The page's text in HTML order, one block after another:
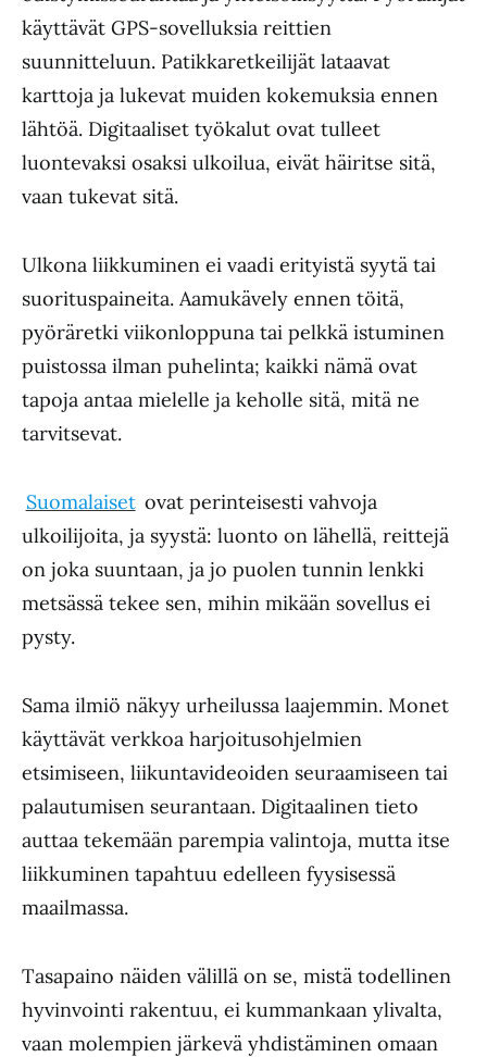
käyttävät GPS-sovelluksia reittien
suunnitteluun. Patikkaretkeilijät lataavat
karttoja ja lukevat muiden kokemuksia ennen
lähtöä. Digitaaliset työkalut ovat tulleet
luontevaksi osaksi ulkoilua, eivät häiritse sitä,
vaan tukevat sitä.
Ulkona liikkuminen ei vaadi erityistä syytä tai
suorituspaineita. Aamukävely ennen töitä,
pyöräretki viikonloppuna tai pelkkä istuminen
puistossa ilman puhelinta; kaikki nämä ovat
tapoja antaa mielelle ja keholle sitä, mitä ne
tarvitsevat.
Suomalaiset ovat perinteisesti vahvoja
ulkoilijoita, ja syystä: luonto on lähellä, reittejä
on joka suuntaan, ja jo puolen tunnin lenkki
metsässä tekee sen, mihin mikään sovellus ei
pysty.
Sama ilmiö näkyy urheilussa laajemmin. Monet
käyttävät verkkoa harjoitusohjelmien
etsimiseen, liikuntavideoiden seuraamiseen tai
palautumisen seurantaan. Digitaalinen tieto
auttaa tekemään parempia valintoja, mutta itse
liikkuminen tapahtuu edelleen fyysisessä
maailmassa.
Tasapaino näiden välillä on se, mistä todellinen
hyvinvointi rakentuu, ei kummankaan ylivalta,
vaan molempien järkevä yhdistäminen omaan